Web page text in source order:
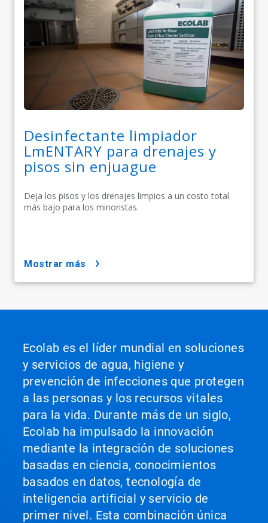
Desinfectante limpiador
LmENTARY para drenajes y
pisos sin enjuague
Deja los pisos y los drenajes limpios a un costo total
más bajo para los minoristas.
mostrar más
Ecolab es el líder mundial en soluciones
y servicios de agua, higiene y
prevención de infecciones que protegen
a las personas y los recursos vitales
para la vida. Durante más de un siglo,
Ecolab ha impulsado la innovación
mediante la integración de soluciones
basadas en ciencia, conocimientos
basados en datos, tecnología de
inteligencia artificial y servicio de
primer nivel. Esta combinación única